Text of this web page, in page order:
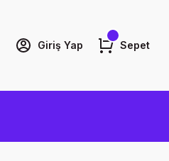
Giriş Yap Sepet